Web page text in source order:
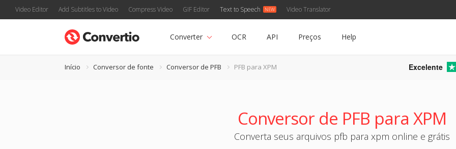
Video Editor Add Subtitles to Video Compress Video GIF Editor Text to Speech Video Translator
Converter OCR API Preços Help
Início Conversor de fonte Conversor de PFB PFB para XPM Excelente
Conversor de PFB para XPM
Converta seus arquivos pfb para xpm online e grátis